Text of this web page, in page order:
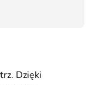
Dzięki